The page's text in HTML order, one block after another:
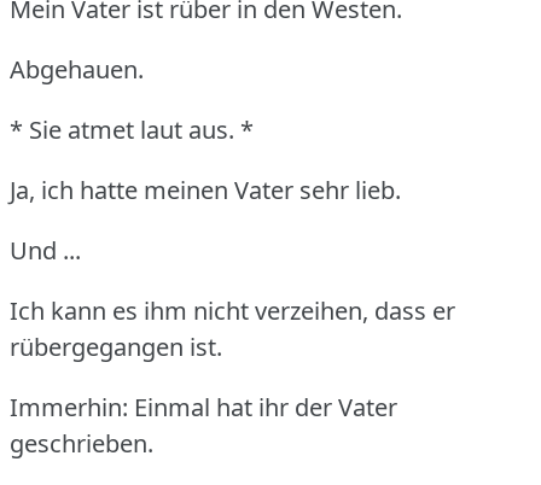
Mein Vater ist rüber in den Westen.
Abgehauen.
* Sie atmet laut aus. *
Ja, ich hatte meinen Vater sehr lieb.
Und ...
Ich kann es ihm nicht verzeihen, dass er
rübergegangen ist.
Immerhin: Einmal hat ihr der Vater
geschrieben.